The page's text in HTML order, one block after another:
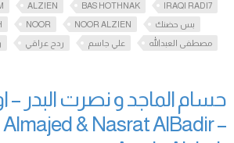
ALZIEN BAS HOTHNAK
IRAQI RADI7
NOOR NOOR ALZIEN
بس حضنك
ردح عراقي علي جاسم
مصطفى العبدالله
حسام الماجد و نصرت البدر –
& Nasrat AlBadir –